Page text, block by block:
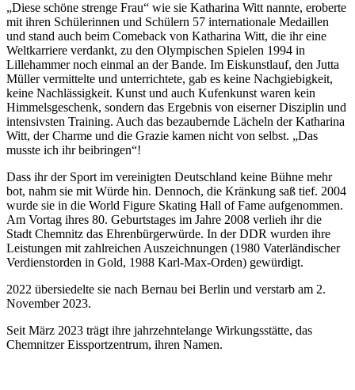
„Diese schöne strenge Frau“ wie sie Katharina Witt nannte, eroberte
mit ihren Schülerinnen und Schülern 57 internationale Medaillen
und stand auch beim Comeback von Katharina Witt, die ihr eine
Weltkarriere verdankt, zu den Olympischen Spielen 1994 in
Lillehammer noch einmal an der Bande. Im Eiskunstlauf, den Jutta
Müller vermittelte und unterrichtete, gab es keine Nachgiebigkeit,
keine Nachlässigkeit. Kunst und auch Kufenkunst waren kein
Himmelsgeschenk, sondern das Ergebnis von eiserner Disziplin und
intensivsten Training. Auch das bezaubernde Lächeln der Katharina
Witt, der Charme und die Grazie kamen nicht von selbst. „Das
musste ich ihr beibringen“!
Dass ihr der Sport im vereinigten Deutschland keine Bühne mehr
bot, nahm sie mit Würde hin. Dennoch, die Kränkung saß tief. 2004
wurde sie in die World Figure Skating Hall of Fame aufgenommen.
Am Vortag ihres 80. Geburtstages im Jahre 2008 verlieh ihr die
Stadt Chemnitz das Ehrenbürgerwürde. In der DDR wurden ihre
Leistungen mit zahlreichen Auszeichnungen (1980 Vaterländischer
Verdienstorden in Gold, 1988 Karl-Max-Orden) gewürdigt.
2022 übersiedelte sie nach Bernau bei Berlin und verstarb am 2.
November 2023.
Seit März 2023 trägt ihre jahrzehntelange Wirkungsstätte, das
Chemnitzer Eissportzentrum, ihren Namen.